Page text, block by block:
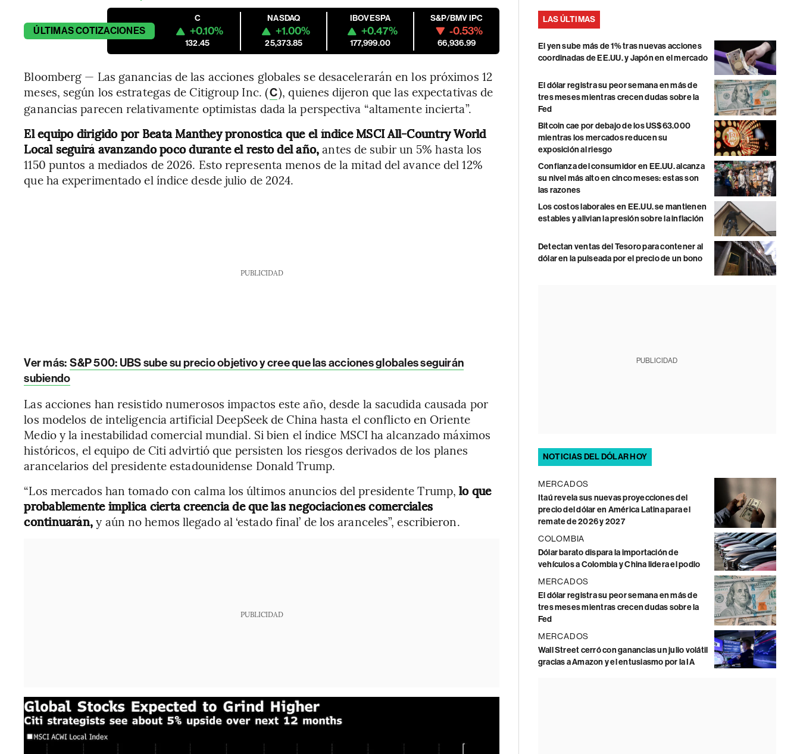
ÚLTIMASCOTIZACIONES
C
+0.10%
132.45
NASDAQ
+1.00%
25,373.85
IBOVESPA
+0.47%
177,999.00
S&P/BMV IPC
-0.53%
66,936.99
Bloomberg — Las ganancias de las acciones globales se desacelerarán en los próximos 12
meses, según los estrategas de Citigroup Inc. (C), quienes dijeron que las expectativas de
ganancias parecen relativamente optimistas dada la perspectiva “altamente incierta”.
El equipo dirigido por Beata Manthey pronostica que el índice MSCI All-Country World
Local seguirá avanzando poco durante el resto del año,antes de subir un 5% hasta los
1150 puntos a mediados de 2026. Esto representa menos de la mitad del avance del 12%
que ha experimentado el índice desde julio de 2024.
PUBLICIDAD
Ver más: S&P 500: UBS sube su precio objetivo y cree que las acciones globales seguirán
subiendo
Las acciones han resistido numerosos impactos este año, desde la sacudida causada por
los modelos de inteligencia artificial DeepSeek de China hasta el conflicto en Oriente
Medio y la inestabilidad comercial mundial. Si bien el índice MSCI ha alcanzado máximos
históricos, el equipo de Citi advirtió que persisten los riesgos derivados de los planes
arancelarios del presidente estadounidense Donald Trump.
“Los mercados han tomado con calma los últimos anuncios del presidente Trump,lo que
probablemente implica cierta creencia de que las negociaciones comerciales
continuarán,y aún no hemos llegado al ‘estado final’ de los aranceles”, escribieron.
PUBLICIDAD
LAS ÚLTIMAS
El yen sube más de 1% tras nuevas acciones
coordinadas de EE.UU. y Japón en el mercado
El dólar registra su peor semana en más de
tres meses mientras crecen dudas sobre la
Fed
Bitcoin cae por debajo de los US$63.000
mientras los mercados reducen su
exposición al riesgo
Confianza del consumidor en EE.UU. alcanza
su nivel más alto en cinco meses: estas son
las razones
Los costos laborales en EE.UU. se mantienen
estables y alivian la presión sobre la inflación
Detectan ventas del Tesoro para contener al
dólar en la pulseada por el precio de un bono
PUBLICIDAD
NOTICIAS DEL DÓLAR HOY
MERCADOS
Itaú revela sus nuevas proyecciones del
precio del dólar en América Latina para el
remate de 2026 y 2027
COLOMBIA
Dólar barato dispara la importación de
vehículos a Colombia y China lidera el podio
MERCADOS
El dólar registra su peor semana en más de
tres meses mientras crecen dudas sobre la
Fed
MERCADOS
Wall Street cerró con ganancias un julio volátil
gracias a Amazon y el entusiasmo por la IA